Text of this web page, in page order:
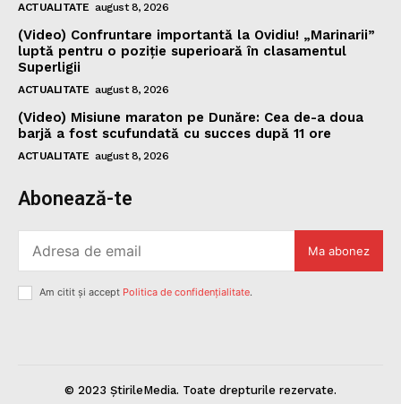
ACTUALITATE august 8, 2026
(Video) Confruntare importantă la Ovidiu! „Marinarii”
luptă pentru o poziție superioară în clasamentul
Superligii
ACTUALITATE august 8, 2026
(Video) Misiune maraton pe Dunăre: Cea de-a doua
barjă a fost scufundată cu succes după 11 ore
ACTUALITATE august 8, 2026
Abonează-te
Ma abonez
Am citit și accept Politica de confidențialitate.
© 2023 ȘtirileMedia. Toate drepturile rezervate.